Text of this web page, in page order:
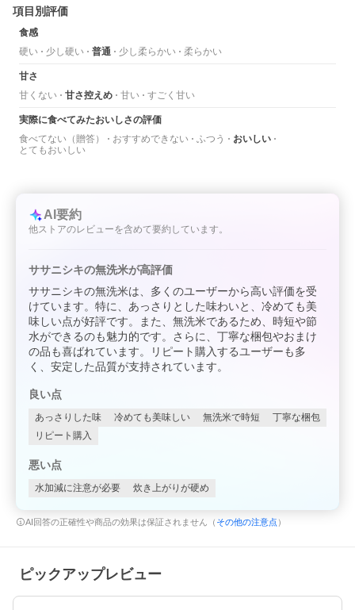
項目別評価
食感
硬い
少し硬い 普通 少し柔らかい 柔らかい
甘さ
甘くない
甘さ控えめ 甘い すごく甘い
実際に食べてみたおいしさの評価
食べてない（贈答）
おすすめできない ふつう
おいしい
とてもおいしい
AI要約
他ストアのレビューを含めて要約しています。
ササニシキの無洗米が高評価
ササニシキの無洗米は、多くのユーザーから高い評価を受
けています。特に、あっさりとした味わいと、冷めても美
味しい点が好評です。また、無洗米であるため、時短や節
水ができるのも魅力的です。さらに、丁寧な梱包やおまけ
の品も喜ばれています。リピート購入するユーザーも多
く、安定した品質が支持されています。
良い点
あっさりした味 冷めても美味しい 無洗米で時短
丁寧な梱包
リピート購入
悪い点
水加減に注意が必要 炊き上がりが硬め
AI回答の正確性や商品の効果は保証されません（ その他の注意点 ）
ピックアップレビュー